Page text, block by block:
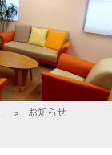
お知らせ